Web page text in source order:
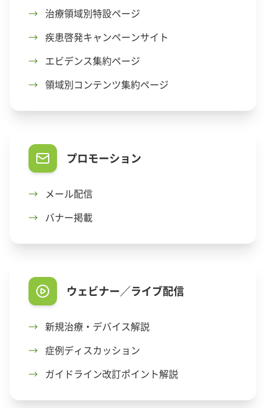
→ 治療領域別特設ページ
→ 疾患啓発キャンペーンサイト
→ エビデンス集約ページ
→ 領域別コンテンツ集約ページ
プロモーション
→ メール配信
→ バナー掲載
ウェビナー／ライブ配信
→ 新規治療・デバイス解説
→ 症例ディスカッション
→ ガイドライン改訂ポイント解説